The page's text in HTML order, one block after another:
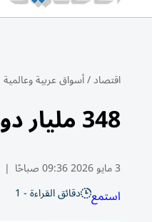
اقتصاد/أسواق عربية وعالمية
348 مليار دولار التبادل التجاري بين الصين وإفريقيا 2025
3 مايو 2026 09:36 صباحًا |
استمع دقائق القراءة - 1